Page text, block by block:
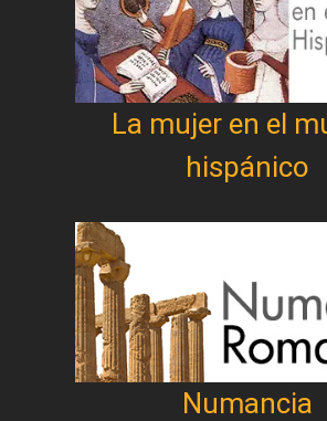
La mujer en el
hispánico
Numancia